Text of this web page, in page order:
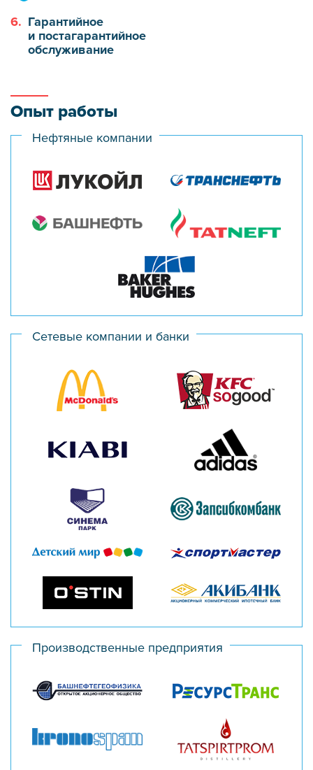
6. Гарантийное
и постагарантийное
обслуживание
Опыт работы
Нефтяные компании
Сетевые компании и банки
Производственные предприятия